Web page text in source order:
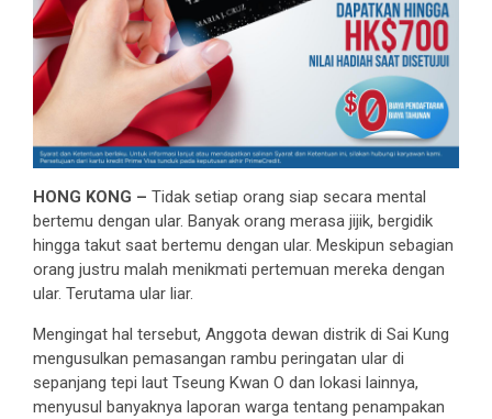
HONG KONG – Tidak setiap orang siap secara mental
bertemu dengan ular. Banyak orang merasa jijik, bergidik
hingga takut saat bertemu dengan ular. Meskipun sebagian
orang justru malah menikmati pertemuan mereka dengan
ular. Terutama ular liar.
Mengingat hal tersebut, Anggota dewan distrik di Sai Kung
mengusulkan pemasangan rambu peringatan ular di
sepanjang tepi laut Tseung Kwan O dan lokasi lainnya,
menyusul banyaknya laporan warga tentang penampakan